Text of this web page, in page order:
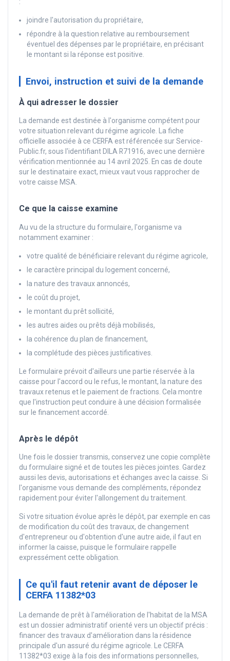
joindre l'autorisation du propriétaire,
répondre à la question relative au remboursement
éventuel des dépenses par le propriétaire, en précisant
le montant si la réponse est positive.
Envoi, instruction et suivi de la demande
À qui adresser le dossier
La demande est destinée à l'organisme compétent pour
votre situation relevant du régime agricole. La fiche
officielle associée à ce CERFA est référencée sur Service-
Public.fr, sous l'identifiant DILA R71916, avec une dernière
vérification mentionnée au 14 avril 2025. En cas de doute
sur le destinataire exact, mieux vaut vous rapprocher de
votre caisse MSA.
Ce que la caisse examine
Au vu de la structure du formulaire, l'organisme va
notamment examiner :
votre qualité de bénéficiaire relevant du régime agricole,
le caractère principal du logement concerné,
la nature des travaux annoncés,
le coût du projet,
le montant du prêt sollicité,
les autres aides ou prêts déjà mobilisés,
la cohérence du plan de financement,
la complétude des pièces justificatives.
Le formulaire prévoit d'ailleurs une partie réservée à la
caisse pour l'accord ou le refus, le montant, la nature des
travaux retenus et le paiement de fractions. Cela montre
que l'instruction peut conduire à une décision formalisée
sur le financement accordé.
Après le dépôt
Une fois le dossier transmis, conservez une copie complète
du formulaire signé et de toutes les pièces jointes. Gardez
aussi les devis, autorisations et échanges avec la caisse. Si
l'organisme vous demande des compléments, répondez
rapidement pour éviter l'allongement du traitement.
Si votre situation évolue après le dépôt, par exemple en cas
de modification du coût des travaux, de changement
d'entrepreneur ou d'obtention d'une autre aide, il faut en
informer la caisse, puisque le formulaire rappelle
expressément cette obligation.
Ce qu'il faut retenir avant de déposer le
CERFA 11382*03
La demande de prêt à l'amélioration de l'habitat de la MSA
est un dossier administratif orienté vers un objectif précis :
financer des travaux d'amélioration dans la résidence
principale d'un assuré du régime agricole. Le CERFA
11382*03 exige à la fois des informations personnelles,